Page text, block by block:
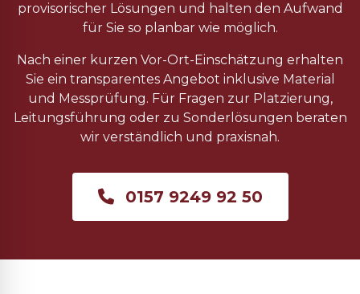
provisorischer Lösungen und halten den Aufwand
für Sie so planbar wie möglich.
Nach einer kurzen Vor-Ort-Einschätzung erhalten
Sie ein transparentes Angebot inklusive Material
und Messprüfung. Für Fragen zur Platzierung,
Leitungsführung oder zu Sonderlösungen beraten
wir verständlich und praxisnah.
0157 9249 92 50